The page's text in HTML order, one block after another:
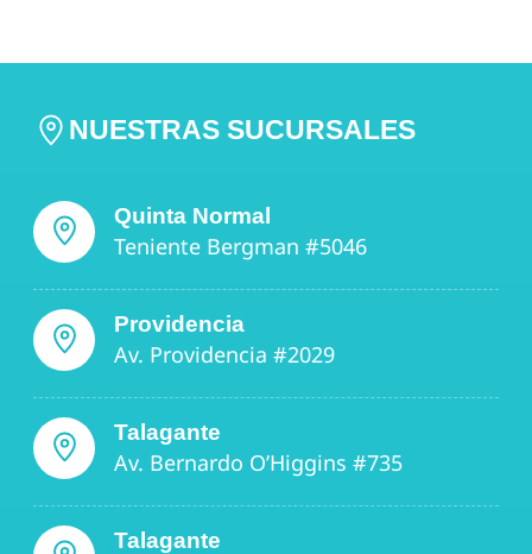
NUESTRAS SUCURSALES
Quinta Normal
Teniente Bergman #5046
Providencia
Av. Providencia #2029
Talagante
Av. Bernardo O’Higgins #735
Talagante